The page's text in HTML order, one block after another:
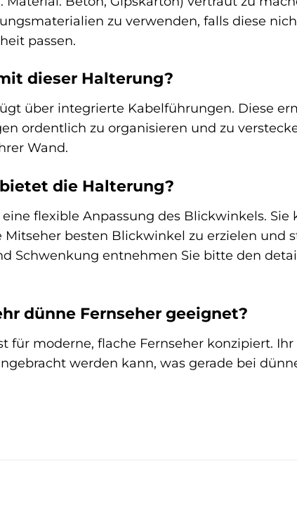
zu verwenden, falls diese
passen.
dieser Halterung?
über integrierte Kabelführungen. Diese
ordentlich zu organisieren und zu
Wand.
die Halterung?
flexible Anpassung des Blickwinkels.
besten Blickwinkel zu erzielen und
Schwenkung entnehmen Sie bitte den
dünne Fernseher geeignet?
für moderne, flache Fernseher konzipiert.
werden kann, was gerade bei